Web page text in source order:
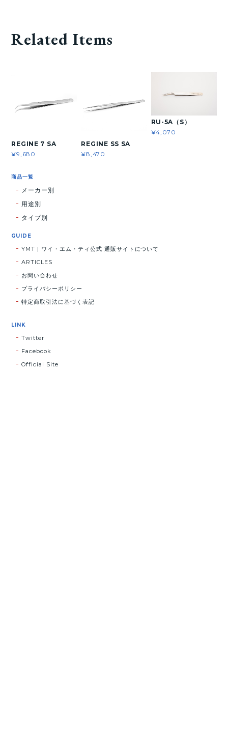
Related Items
REGINE 7 SA
¥9,680
REGINE SS SA
¥8,470
RU-5A（S）
¥4,070
商品一覧
メーカー別
用途別
タイプ別
GUIDE
YMT | ワイ・エム・ティ公式 通販サイトについて
ARTICLES
お問い合わせ
プライバシーポリシー
特定商取引法に基づく表記
LINK
Twitter
Facebook
Official Site